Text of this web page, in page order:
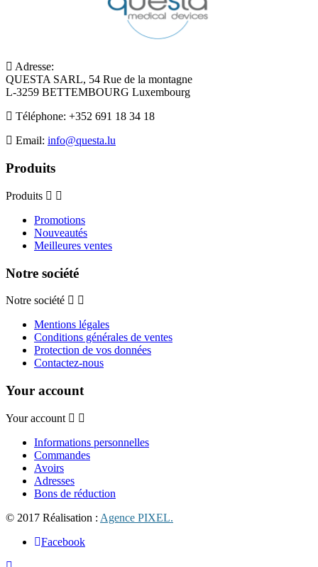
Adresse:
QUESTA SARL, 54 Rue de la montagne
L-3259 BETTEMBOURG Luxembourg
Téléphone: +352 691 18 34 18
Email: info@questa.lu
Produits
Produits
Promotions
Nouveautés
Meilleures ventes
Notre société
Notre société
Mentions légales
Conditions générales de ventes
Protection de vos données
Contactez-nous
Your account
Your account
Informations personnelles
Commandes
Avoirs
Adresses
Bons de réduction
© 2017 Réalisation : Agence PIXEL.
Facebook